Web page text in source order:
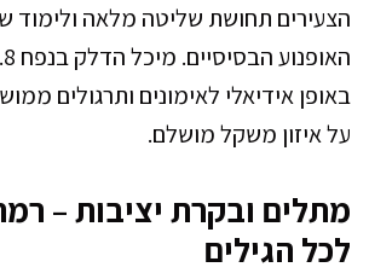
הצעירים תחושת שליטה מלאה ולימוד
באופן אידיאלי לאימונים ותרגולים
על איזון משקל מושלם.
מתלים ובקרת יציבות –
לכל הגילים